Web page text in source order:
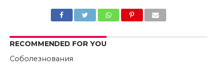
RECOMMENDED FOR YOU
Соболезнования